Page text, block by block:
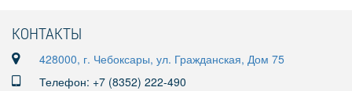
КОНТАКТЫ
428000, г. Чебоксары, ул. Гражданская, Дом 75
Телефон: +7 (8352) 222-490